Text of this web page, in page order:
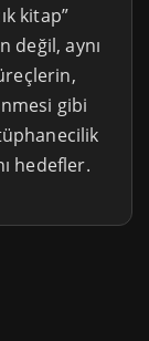
kitap”
değil, aynı
gibi
hedefler.